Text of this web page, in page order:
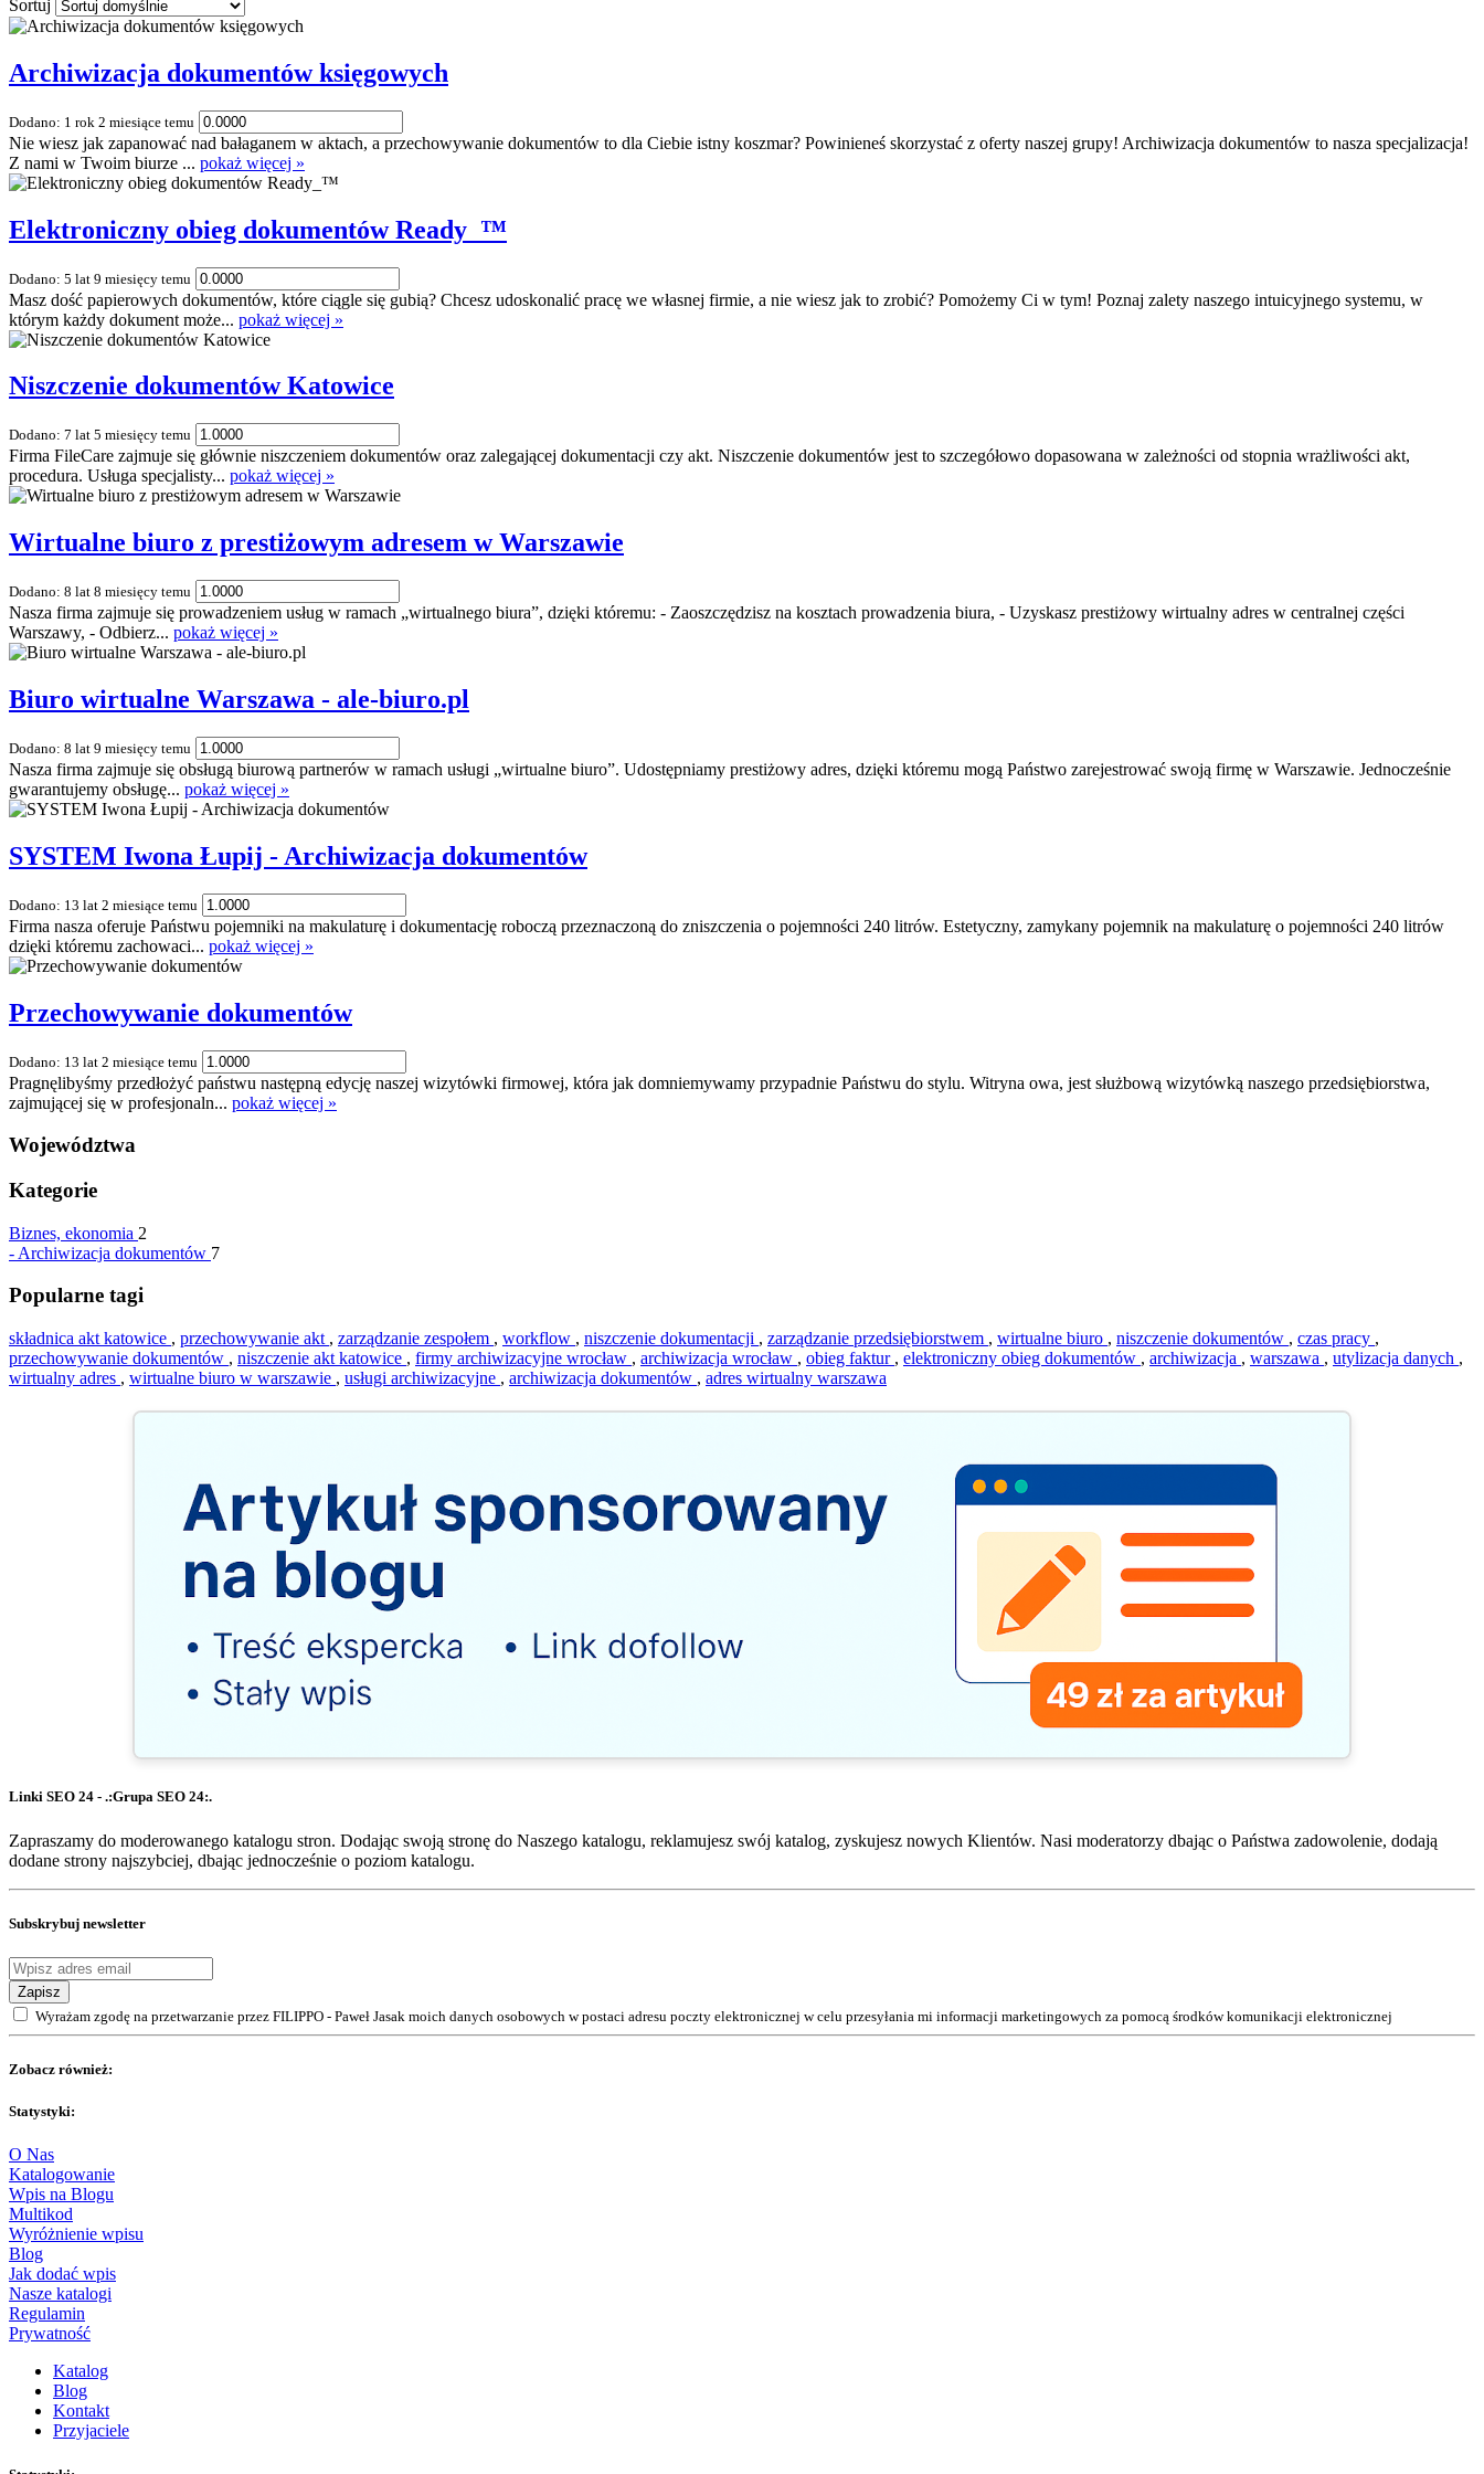
Sortuj
Archiwizacja dokumentów księgowych
Dodano: 1 rok 2 miesiące temu
Nie wiesz jak zapanować nad bałaganem w aktach, a przechowywanie dokumentów to dla Ciebie istny koszmar? Powinieneś skorzystać z oferty naszej grupy! Archiwizacja dokumentów to nasza specjalizacja!
Z nami w Twoim biurze ... pokaż więcej »
Elektroniczny obieg dokumentów Ready_™
Dodano: 5 lat 9 miesięcy temu
Masz dość papierowych dokumentów, które ciągle się gubią? Chcesz udoskonalić pracę we własnej firmie, a nie wiesz jak to zrobić? Pomożemy Ci w tym! Poznaj zalety naszego intuicyjnego systemu, w
którym każdy dokument może... pokaż więcej »
Niszczenie dokumentów Katowice
Dodano: 7 lat 5 miesięcy temu
Firma FileCare zajmuje się głównie niszczeniem dokumentów oraz zalegającej dokumentacji czy akt. Niszczenie dokumentów jest to szczegółowo dopasowana w zależności od stopnia wrażliwości akt,
procedura. Usługa specjalisty... pokaż więcej »
Wirtualne biuro z prestiżowym adresem w Warszawie
Dodano: 8 lat 8 miesięcy temu
Nasza firma zajmuje się prowadzeniem usług w ramach „wirtualnego biura”, dzięki któremu: - Zaoszczędzisz na kosztach prowadzenia biura, - Uzyskasz prestiżowy wirtualny adres w centralnej części
Warszawy, - Odbierz... pokaż więcej »
Biuro wirtualne Warszawa - ale-biuro.pl
Dodano: 8 lat 9 miesięcy temu
Nasza firma zajmuje się obsługą biurową partnerów w ramach usługi „wirtualne biuro”. Udostępniamy prestiżowy adres, dzięki któremu mogą Państwo zarejestrować swoją firmę w Warszawie. Jednocześnie
gwarantujemy obsługę... pokaż więcej »
SYSTEM Iwona Łupij - Archiwizacja dokumentów
Dodano: 13 lat 2 miesiące temu
Firma nasza oferuje Państwu pojemniki na makulaturę i dokumentację roboczą przeznaczoną do zniszczenia o pojemności 240 litrów. Estetyczny, zamykany pojemnik na makulaturę o pojemności 240 litrów
dzięki któremu zachowaci... pokaż więcej »
Przechowywanie dokumentów
Dodano: 13 lat 2 miesiące temu
Pragnęlibyśmy przedłożyć państwu następną edycję naszej wizytówki firmowej, która jak domniemywamy przypadnie Państwu do stylu. Witryna owa, jest służbową wizytówką naszego przedsiębiorstwa,
zajmującej się w profesjonaln... pokaż więcej »
Województwa
Kategorie
Biznes, ekonomia 2
- Archiwizacja dokumentów 7
Popularne tagi
składnica akt katowice , przechowywanie akt , zarządzanie zespołem , workflow , niszczenie dokumentacji , zarządzanie przedsiębiorstwem , wirtualne biuro , niszczenie dokumentów , czas pracy ,
przechowywanie dokumentów , niszczenie akt katowice , firmy archiwizacyjne wrocław , archiwizacja wrocław , obieg faktur , elektroniczny obieg dokumentów , archiwizacja , warszawa , utylizacja danych ,
wirtualny adres , wirtualne biuro w warszawie , usługi archiwizacyjne , archiwizacja dokumentów , adres wirtualny warszawa
Linki SEO 24 - .:Grupa SEO 24:.
Zapraszamy do moderowanego katalogu stron. Dodając swoją stronę do Naszego katalogu, reklamujesz swój katalog, zyskujesz nowych Klientów. Nasi moderatorzy dbając o Państwa zadowolenie, dodają
dodane strony najszybciej, dbając jednocześnie o poziom katalogu.
Subskrybuj newsletter
Zapisz
Wyrażam zgodę na przetwarzanie przez FILIPPO - Paweł Jasak moich danych osobowych w postaci adresu poczty elektronicznej w celu przesyłania mi informacji marketingowych za pomocą środków komunikacji elektronicznej
Zobacz również:
Statystyki:
O Nas
Katalogowanie
Wpis na Blogu
Multikod
Wyróżnienie wpisu
Blog
Jak dodać wpis
Nasze katalogi
Regulamin
Prywatność
Katalog
Blog
Kontakt
Przyjaciele